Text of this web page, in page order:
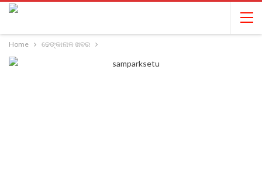
Home ଢେଙ୍କାନାଳ ଖବର